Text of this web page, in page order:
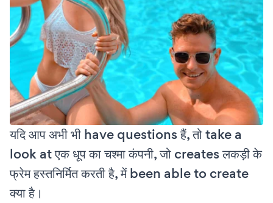
यदि आप अभी भी have questions हैं, तो take a
look at एक धूप का चश्मा कंपनी, जो creates लकड़ी के
फ्रेम हस्तनिर्मित करती है, में been able to create
क्या है।